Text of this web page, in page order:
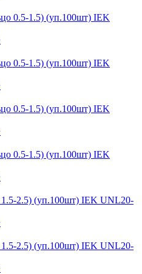
0.5-1.5) (уп.100шт) IEK
0.5-1.5) (уп.100шт) IEK
0.5-1.5) (уп.100шт) IEK
0.5-1.5) (уп.100шт) IEK
2.5) (уп.100шт) IEK UNL20-
2.5) (уп.100шт) IEK UNL20-